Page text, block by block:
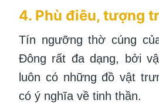
4. Phù điêu, tượng
Tín ngưỡng thờ cúng
Đông rất đa dạng, bởi
luôn có những đồ vật
có ý nghĩa về tinh thần.